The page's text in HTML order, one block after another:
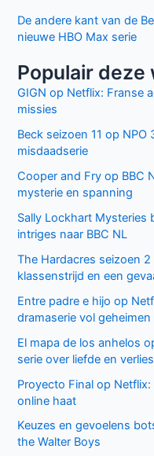
Recente
humor naar Netflix
Donkere geheimen en
the Walter Boys
TV+
nieuwe HBO Max serie
Populair deze
GIGN op Netflix: Franse
missies
Beck seizoen 11 op NPO
misdaadserie
Cooper and Fry op BBC
mysterie en spanning
Sally Lockhart Mysteries
intriges naar BBC NL
The Hardacres seizoen 2